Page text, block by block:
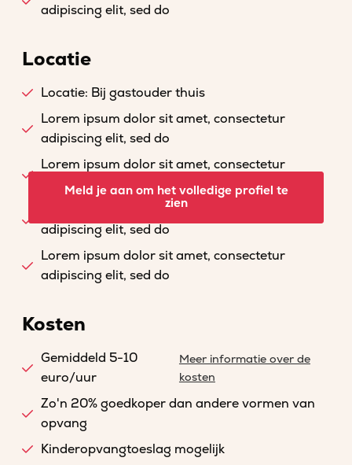
adipiscing elit, sed do
Locatie
Locatie: Bij gastouder thuis
Lorem ipsum dolor sit amet, consectetur
adipiscing elit, sed do
Lorem ipsum dolor sit amet, consectetur
adipiscing elit, sed do
Lorem ipsum dolor sit amet, consectetur
adipiscing elit, sed do
Lorem ipsum dolor sit amet, consectetur
adipiscing elit, sed do
Meld je aan om het volledige profiel te
zien
Kosten
Gemiddeld 5-10
euro/uur
Meer informatie over de
kosten
Zo'n 20% goedkoper dan andere vormen van
opvang
Kinderopvangtoeslag mogelijk